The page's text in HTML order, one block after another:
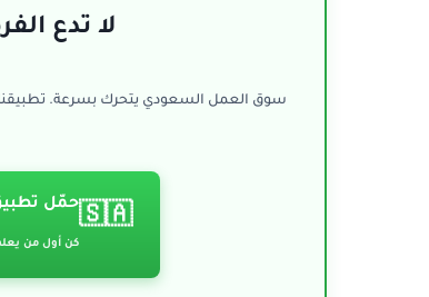
لا تدع
سوق العمل السعودي يتحرك بسرعة.
🇸🇦
حمّل
كن أول من